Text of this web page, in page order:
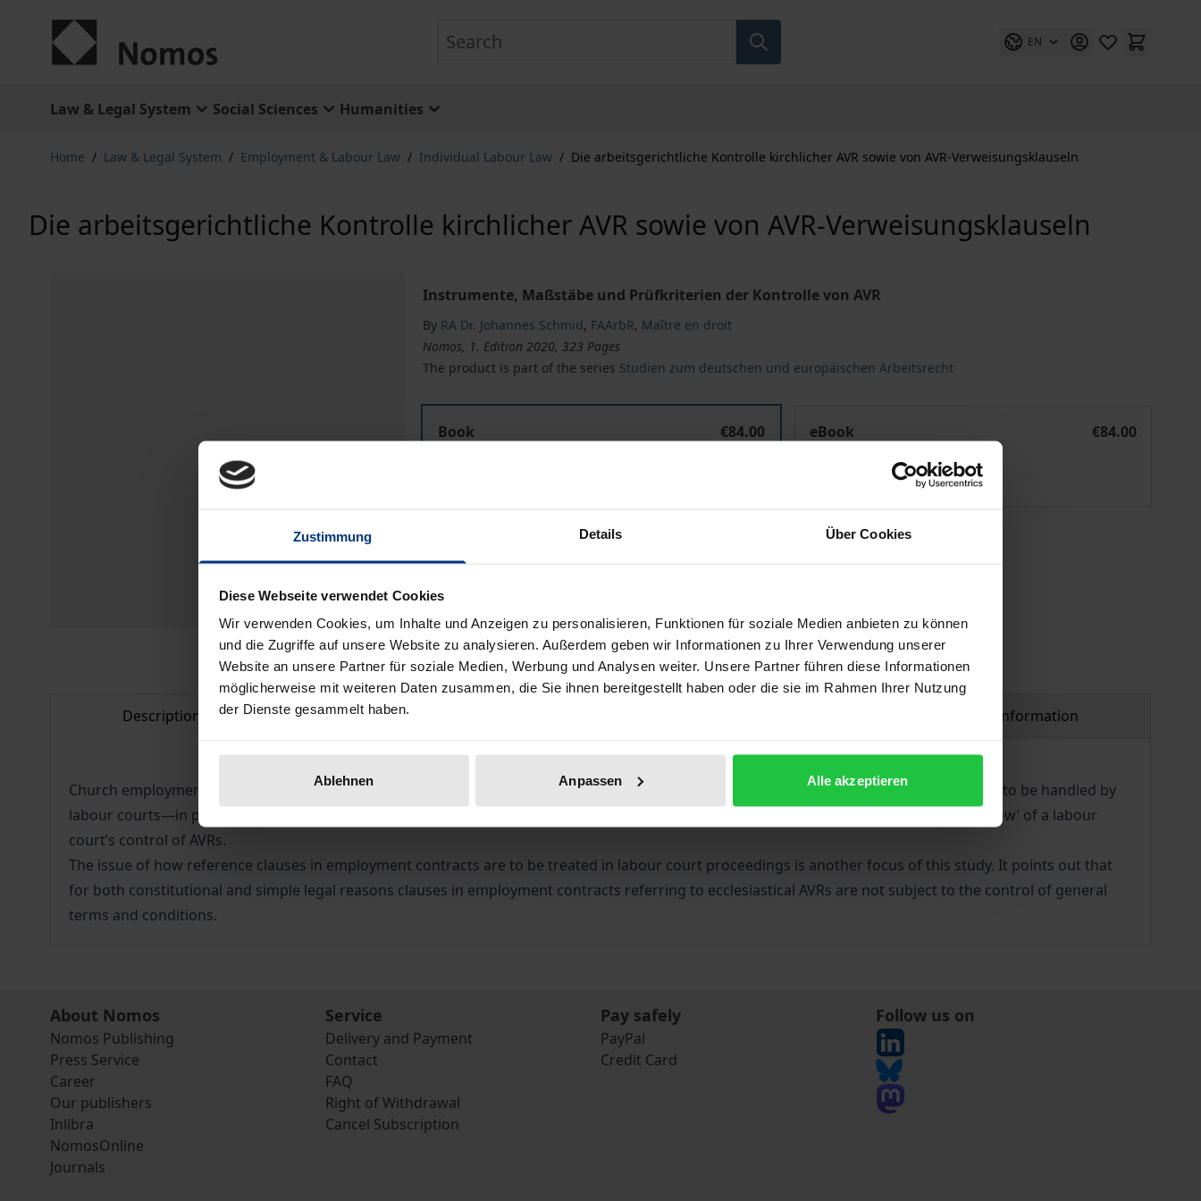
Zustimmung Details Über Cookies
Diese Webseite verwendet Cookies
Wir verwenden Cookies, um Inhalte und Anzeigen zu personalisieren, Funktionen für soziale Medien anbieten zu können
und die Zugriffe auf unsere Website zu analysieren. Außerdem geben wir Informationen zu Ihrer Verwendung unserer
Website an unsere Partner für soziale Medien, Werbung und Analysen weiter. Unsere Partner führen diese Informationen
möglicherweise mit weiteren Daten zusammen, die Sie ihnen bereitgestellt haben oder die sie im Rahmen Ihrer Nutzung
der Dienste gesammelt haben.
Ablehnen Anpassen Alle akzeptieren
EN
Law & Legal System Social Sciences Humanities
Home / Law & Legal System / Employment & Labour Law / Individual Labour Law / Die arbeitsgerichtliche Kontrolle kirchlicher AVR sowie von AVR-Verweisungsklauseln
Die arbeitsgerichtliche Kontrolle kirchlicher AVR sowie von AVR-Verweisungsklauseln
Instrumente, Maßstäbe und Prüfkriterien der Kontrolle von AVR
By RA Dr. Johannes Schmid, FAArbR, Maître en droit
Nomos, 1. Edition 2020, 323 Pages
The product is part of the series Studien zum deutschen und europäischen Arbeitsrecht
Book
€84.00
eBook
€84.00
ISBN 978-3-8452-9913-6
Prices include VAT. Depending on the delivery address, VAT may vary at checkout.
Delivery cost notice
Description Bibliographical data Product safety information
Church employment contract terms (AVRs) have a different legal nature than collective agreements. In part, it is still unclear how AVRs are to be handled by
labour courts—in particular within the scope of the control of general terms and conditions. This work examines the ‘whether’ and the ‘how’ of a labour
court’s control of AVRs.
The issue of how reference clauses in employment contracts are to be treated in labour court proceedings is another focus of this study. It points out that
for both constitutional and simple legal reasons clauses in employment contracts referring to ecclesiastical AVRs are not subject to the control of general
terms and conditions.
About Nomos
Nomos Publishing
Press Service
Career
Our publishers
Inlibra
NomosOnline
Journals
Service
Delivery and Payment
Contact
FAQ
Right of Withdrawal
Cancel Subscription
Pay safely
PayPal
Credit Card
Follow us on